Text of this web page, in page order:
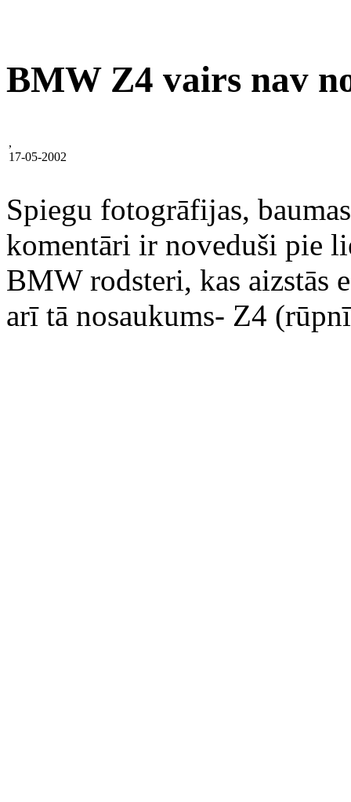
BMW Z4 vairs nav
,
17-05-2002
Spiegu fotogrāfijas,
komentāri ir noveduši pie
BMW rodsteri, kas aizstās
arī tā nosaukums- Z4